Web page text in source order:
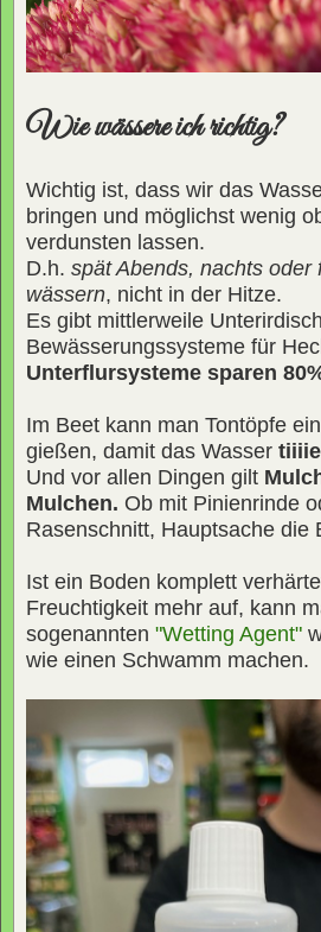
Wie wässere ich richtig?
Wichtig ist, dass wir das
bringen und möglichst wenig
verdunsten lassen.
D.h. spät Abends, nachts oder
wässern, nicht in der Hitze.
Es gibt mittlerweile
Bewässerungssysteme für
Unterflursysteme sparen
Im Beet kann man Tontöpfe
gießen, damit das Wasser
Und vor allen Dingen gilt
Mulchen. Ob mit Pinienrinde
Rasenschnitt, Hauptsache die
Ist ein Boden komplett
Freuchtigkeit mehr auf, kann
sogenannten "Wetting Agent"
wie einen Schwamm machen.